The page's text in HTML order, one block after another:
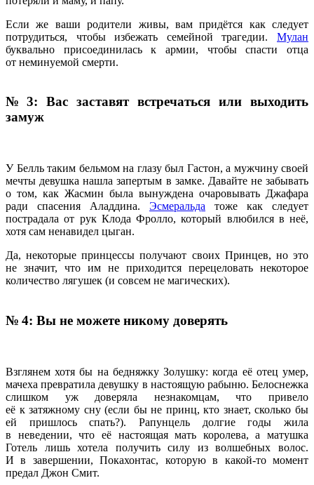
Если же ваши родители живы, вам придётся как следует
потрудиться, чтобы избежать семейной трагедии. Мулан
буквально присоединилась к армии, чтобы спасти отца
от неминуемой смерти.
№ 3: Вас заставят встречаться или выходить
замуж
У Белль таким бельмом на глазу был Гастон, а мужчину своей
мечты девушка нашла запертым в замке. Давайте не забывать
о том, как Жасмин была вынуждена очаровывать Джафара
ради спасения Аладдина. Эсмеральда тоже как следует
пострадала от рук Клода Фролло, который влюбился в неё,
хотя сам ненавидел цыган.
Да, некоторые принцессы получают своих Принцев, но это
не значит, что им не приходится перецеловать некоторое
количество лягушек (и совсем не магических).
№ 4: Вы не можете никому доверять
Взглянем хотя бы на бедняжку Золушку: когда её отец умер,
мачеха превратила девушку в настоящую рабыню. Белоснежка
слишком уж доверяла незнакомцам, что привело
её к затяжному сну (если бы не принц, кто знает, сколько бы
ей пришлось спать?). Рапунцель долгие годы жила
в неведении, что её настоящая мать королева, а матушка
Готель лишь хотела получить силу из волшебных волос.
И в завершении, Покахонтас, которую в какой-то момент
предал Джон Смит.